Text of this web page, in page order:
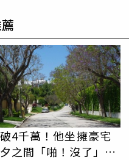
4千萬！他坐擁豪宅
之間「啪！沒了」